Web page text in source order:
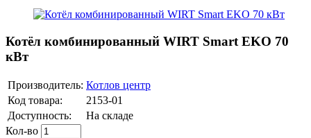
Котёл комбинированный WIRT Smart EKO 70
кВт
Производитель: Котлов центр
Код товара:
2153-01
Доступность:
На складе
Кол-во